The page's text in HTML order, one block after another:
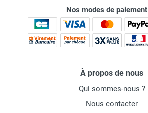
Nos modes de paiement
À propos de nous
Qui sommes-nous ?
Nous contacter